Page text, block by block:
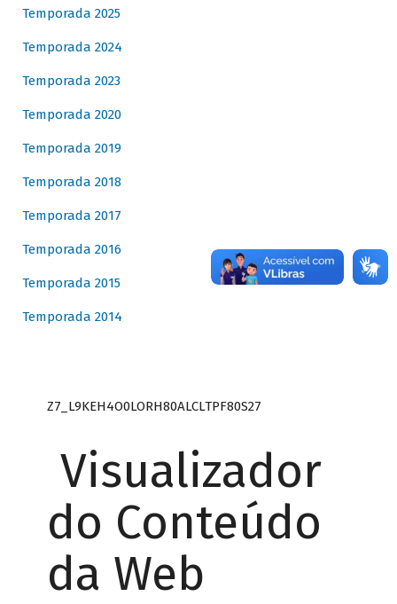
Temporada 2025
Temporada 2024
Temporada 2023
Temporada 2020
Temporada 2019
Temporada 2018
Temporada 2017
Temporada 2016
Temporada 2015
Temporada 2014
Z7_L9KEH4O0LORH80ALCLTPF80S27
Visualizador
do Conteúdo
da Web